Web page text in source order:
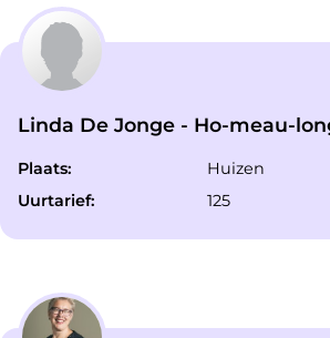
Linda De Jonge - Ho-meau-
Plaats:
Huizen
Uurtarief:
125